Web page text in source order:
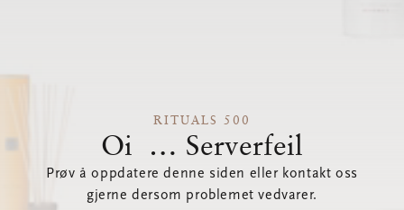
RITUALS 500
Oi … Serverfeil
Prøv å oppdatere denne siden eller kontakt oss
gjerne dersom problemet vedvarer.